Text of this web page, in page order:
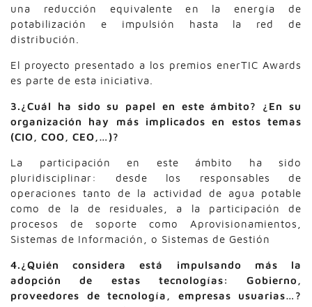
una reducción equivalente en la energía de
potabilización e impulsión hasta la red de
distribución.
El proyecto presentado a los premios enerTIC Awards
es parte de esta iniciativa.
3.¿Cuál ha sido su papel en este ámbito? ¿En su
organización hay más implicados en estos temas
(CIO, COO, CEO,…)?
La participación en este ámbito ha sido
pluridisciplinar: desde los responsables de
operaciones tanto de la actividad de agua potable
como de la de residuales, a la participación de
procesos de soporte como Aprovisionamientos,
Sistemas de Información, o Sistemas de Gestión
4.¿Quién considera está impulsando más la
adopción de estas tecnologías: Gobierno,
proveedores de tecnología, empresas usuarias…?